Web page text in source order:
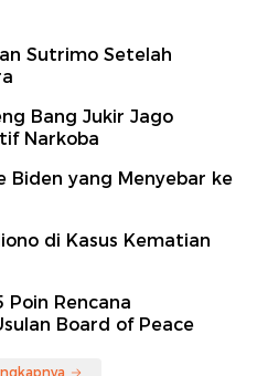
Sutrimo Setelah
Bang Jukir Jago
Narkoba
Biden yang Menyebar ke
di Kasus Kematian
Poin Rencana
Board of Peace